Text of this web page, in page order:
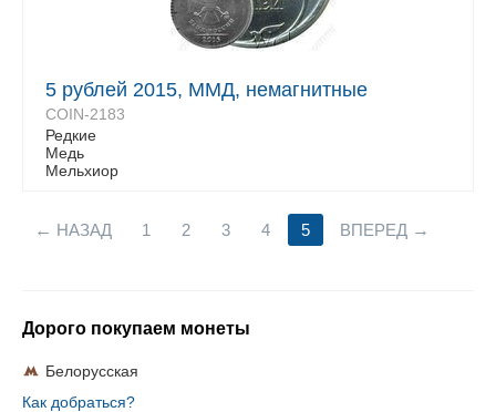
5 рублей 2015, ММД, немагнитные
COIN-2183
Редкие
Медь
Мельхиор
НАЗАД 1 2 3 4 5 ВПЕРЕД
Дорого покупаем монеты
Белорусская
Как добраться?